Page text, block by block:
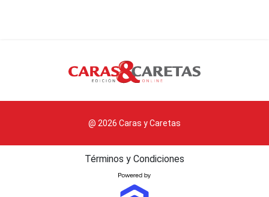
@ 2026 Caras y Caretas
Términos y Condiciones